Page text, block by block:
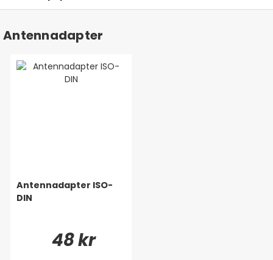
Antennadapter
Antennadapter ISO-
DIN
48 kr